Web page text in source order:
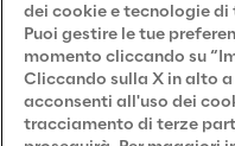
dei cookie e tecnologie
Puoi gestire le tue
momento cliccando su
Cliccando sulla X in alto
acconsenti all'uso dei
tracciamento di terze